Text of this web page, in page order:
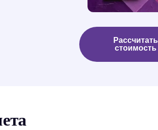
Рассчитать
стоимость